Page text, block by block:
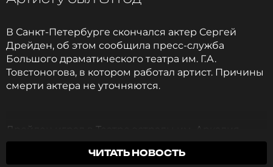
В Санкт-Петербурге скончался актер Сергей
Дрейден, об этом сообщила пресс-служба
Большого драматического театра им. Г.А.
Товстоногова, в котором работал артист. Причины
смерти актера не уточняются.
Дрейден играл в Театре эстрады им. Аркадия
Райкина, МХТ им. Чехова, Et Cetera и других. Актер
- обладатель двух почетных театральных премий
ЧИТАТЬ НОВОСТЬ